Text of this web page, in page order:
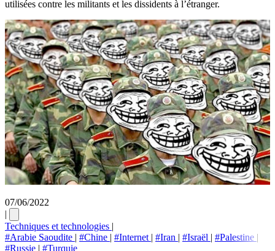
utilisées contre les militants et les dissidents à l’étranger.
07/06/2022
|
Techniques et technologies |
#Arabie Saoudite | #Chine | #Internet | #Iran | #Israël | #Palestine |
#Russie | #Turquie